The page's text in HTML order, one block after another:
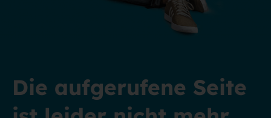
Die aufgerufene Seite